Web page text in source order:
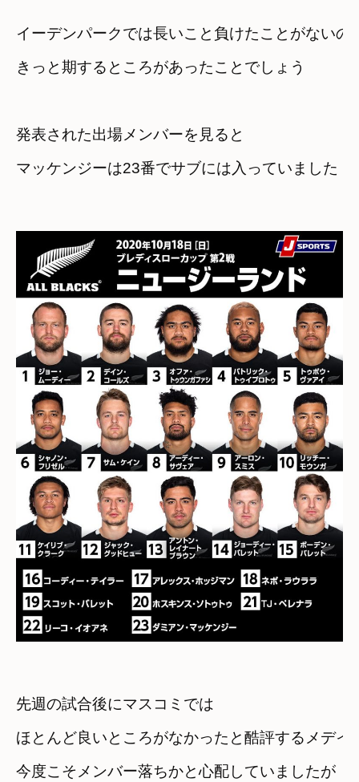
イーデンパークでは長いこと負けたことがないの
きっと期するところがあったことでしょう
発表された出場メンバーを見ると
マッケンジーは23番でサブには入っていました
先週の試合後にマスコミでは
ほとんど良いところがなかったと酷評するメデイ
今度こそメンバー落ちかと心配していましたが